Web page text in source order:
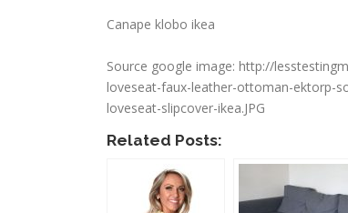
Canape klobo ikea
Source google image: http://
loveseat-faux-leather-ottoman-ektorp-
loveseat-slipcover-ikea.JPG
Related Posts: